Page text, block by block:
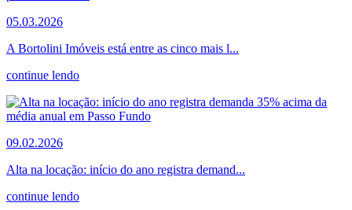
05.03.2026
A Bortolini Imóveis está entre as cinco mais l...
continue lendo
09.02.2026
Alta na locação: início do ano registra demand...
continue lendo